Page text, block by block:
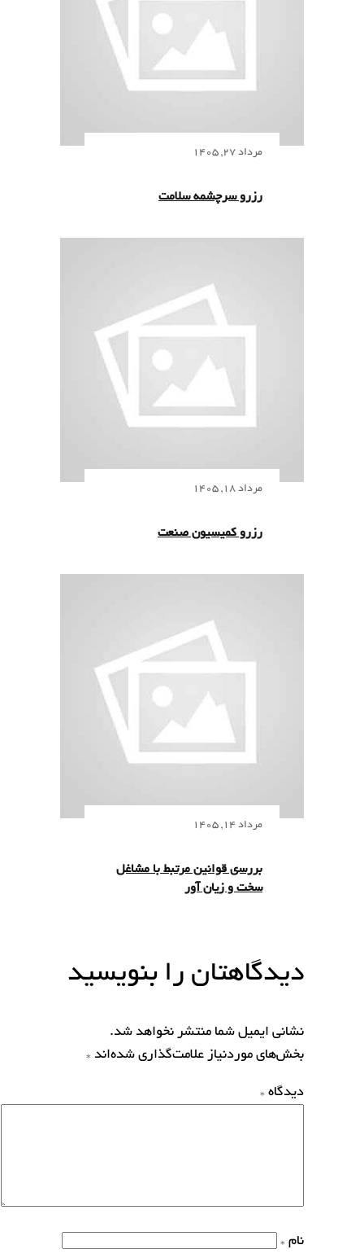
مرداد 27, 1405
رزرو سرچشمه سلامت
مرداد 18, 1405
رزرو کمیسیون صنعت
مرداد 14, 1405
ﺑﺮﺭﺳی ﻗﻮﺍﻧﯿﻦ ﻣﺮﺗﺒﻂ ﺑﺎ ﻣﺸﺎﻏﻞ
ﺳﺨﺖ ﻭ ﺯﯾﺎﻥ ﺁﻭﺭ
دیدگاهتان را بنویسید
نشانی ایمیل شما منتشر نخواهد شد.
بخش‌های موردنیاز علامت‌گذاری شده‌اند *
دیدگاه *
نام *